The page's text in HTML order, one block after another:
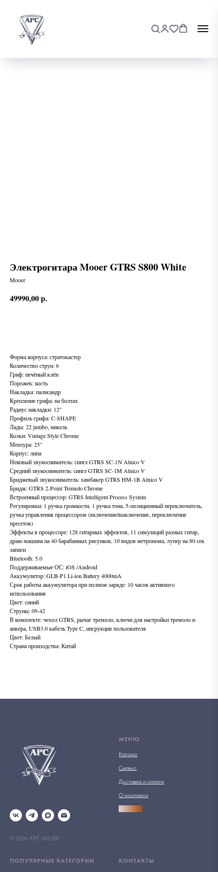
Электрогитара Mooer GTRS S800 White
Mooer
49990,00р.
Форма корпуса: стратокастер
Количество струн: 6
Гриф: печёный клён
Порожек: кость
Накладка: палисандр
Крепление грифа: на болтах
Радиус накладки: 12"
Профиль грифа: C-SHAPE
Лады: 22 jumbo, никель
Колки: Vintage Style Chrome
Мензура: 25"
Корпус: липа
Нековый звукосниматель: сингл GTRS SC-1N Alnico V
Средний звукосниматель: сингл GTRS SC-1M Alnico V
Бриджевый звукосниматель: хамбакер GTRS HM-1B Alnico V
Бридж: GTRS 2-Point Tremolo Chrome
Встроенный процессор: GTRS Intelligent Process System
Регулировки: 1 ручка громкости, 1 ручка тона, 5-позиционный переключатель,
ручка управления процессором (включение/выключение, переключение
пресетов)
Эффекты в процессоре: 128 гитарных эффектов, 11 симуляций разных гитар,
драм-машина на 40 барабанных рисунков, 10 видов метронома, лупер на 80 сек
записи
Bluetooth: 5.0
Поддерживаемые ОС: iOS /Android
Аккумулятор: GLB-P1 Li-ion Battery 4000mA
Срок работы аккумулятора при полном заряде: 10 часов активного
использования
Цвет: синий
Струны: 09-42
В комплекте: чехол GTRS, рычаг тремоло, ключи для настройки тремоло и
анкера, USB3.0 кабель Type C, инсрукция пользователя
Цвет: Белый
Страна произодства: Китай
© 2026 АРС MUSIC
МЕНЮ
Каталог
Сервис
Доставка и оплата
О компании
ПОПУЛЯРНЫЕ КАТЕГОРИИ КОНТАКТЫ